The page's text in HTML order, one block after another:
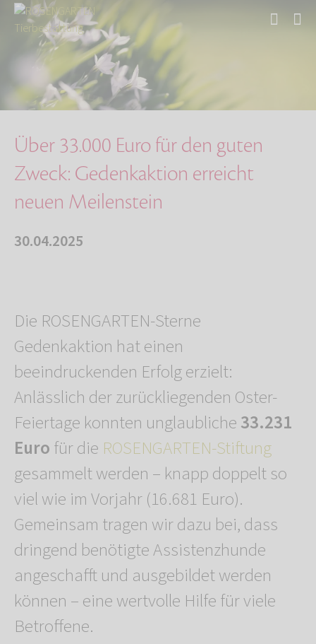
Über uns
Aktuelles
Über 33.000 Euro für den guten Zweck: Gedenka…
Über 33.000 Euro für den guten
Zweck: Gedenkaktion erreicht
neuen Meilenstein
30.04.2025
Die ROSENGARTEN-Sterne
Gedenkaktion hat einen
beeindruckenden Erfolg erzielt:
Anlässlich der zurückliegenden Oster-
Feiertage konnten unglaubliche33.231
Eurofür die ROSENGARTEN-Stiftung
gesammelt werden – knapp doppelt so
viel wie im Vorjahr (16.681 Euro).
Gemeinsam tragen wir dazu bei, dass
dringend benötigte Assistenzhunde
angeschafft und ausgebildet werden
können – eine wertvolle Hilfe für viele
Betroffene.